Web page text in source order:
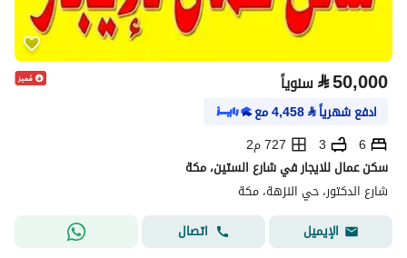
⃁50,000 سنوياً
ادفع شهرياً⃁
4,458مع
6
3
727 م2
سكن عمال للايجار في شارع الستين، مكة
شارع الدكتور، حي النزهة، مكة
الإيميل
اتصال